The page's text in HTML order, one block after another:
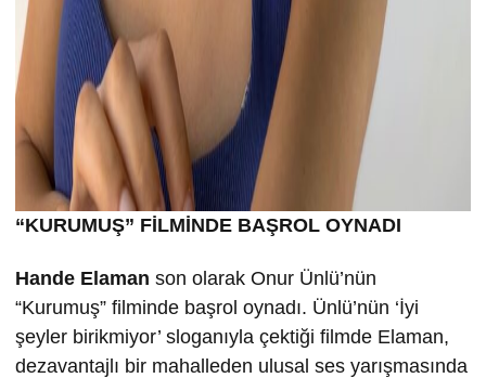
“KURUMUŞ” FİLMİNDE BAŞROL OYNADI
Hande Elaman son olarak Onur Ünlü’nün
“Kurumuş” filminde başrol oynadı. Ünlü’nün ‘İyi
şeyler birikmiyor’ sloganıyla çektiği filmde Elaman,
dezavantajlı bir mahalleden ulusal ses yarışmasında